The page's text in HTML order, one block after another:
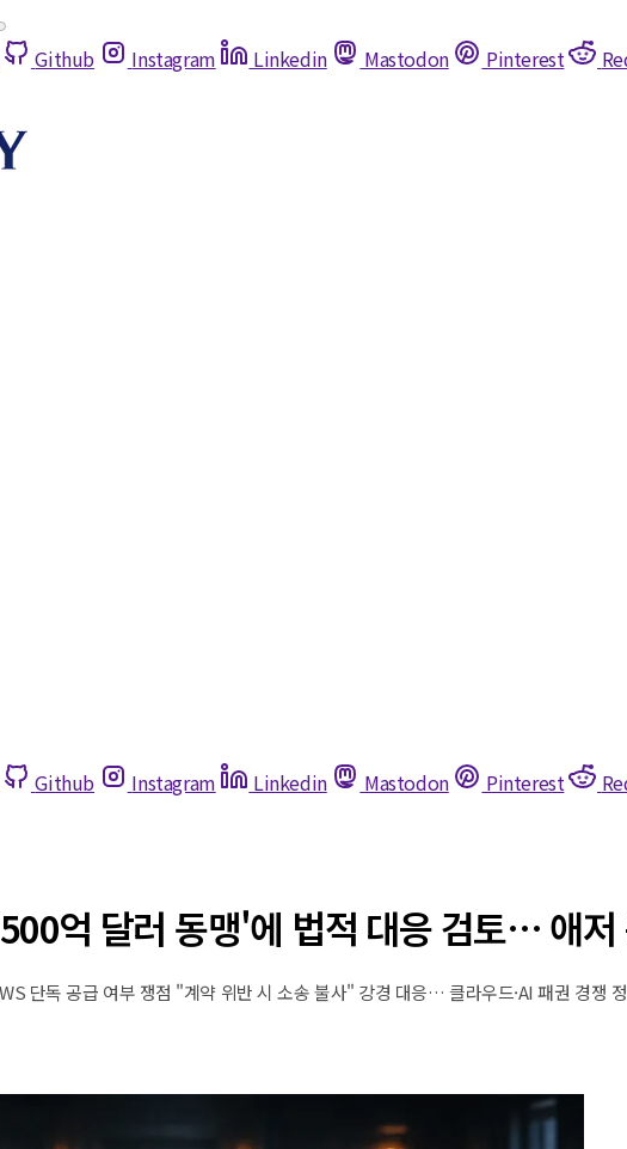
Github Instagram Linkedin Mastodon Pinterest
Github Instagram Linkedin Mastodon Pinterest
억 달러 동맹'에 법적 대응 검토… 애
단독 공급 여부 쟁점 "계약 위반 시 소송 불사" 강경 대응… 클라우드·AI 패권 경쟁